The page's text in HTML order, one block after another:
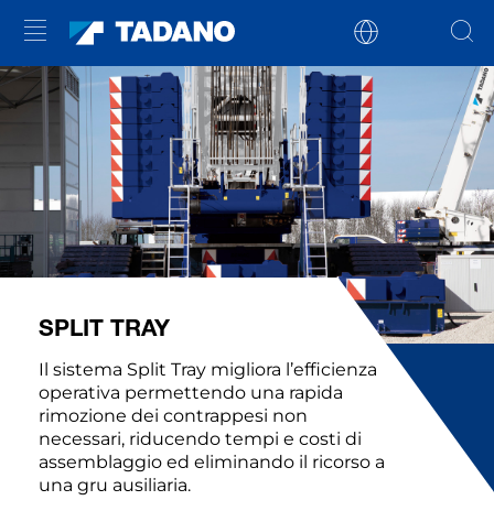
SPLIT TRAY
Il sistema Split Tray migliora l’efficienza
operativa permettendo una rapida
rimozione dei contrappesi non
necessari, riducendo tempi e costi di
assemblaggio ed eliminando il ricorso a
una gru ausiliaria.